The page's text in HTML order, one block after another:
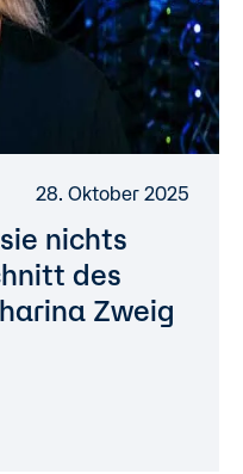
28. Oktober 2025
nichts
des
Zweig